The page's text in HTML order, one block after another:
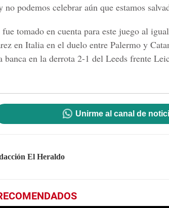
no podemos celebrar aún que estamos
tomado en cuenta para este juego al
en Italia en el duelo entre Palermo y
banca en la derrota 2-1 del Leeds frente
Unirme al canal de
El Heraldo